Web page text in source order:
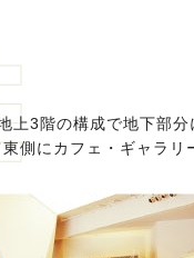
上3階の構成で地下部
側にカフェ・ギャラ